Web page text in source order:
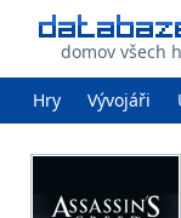
domov všech
Hry Vývojáři